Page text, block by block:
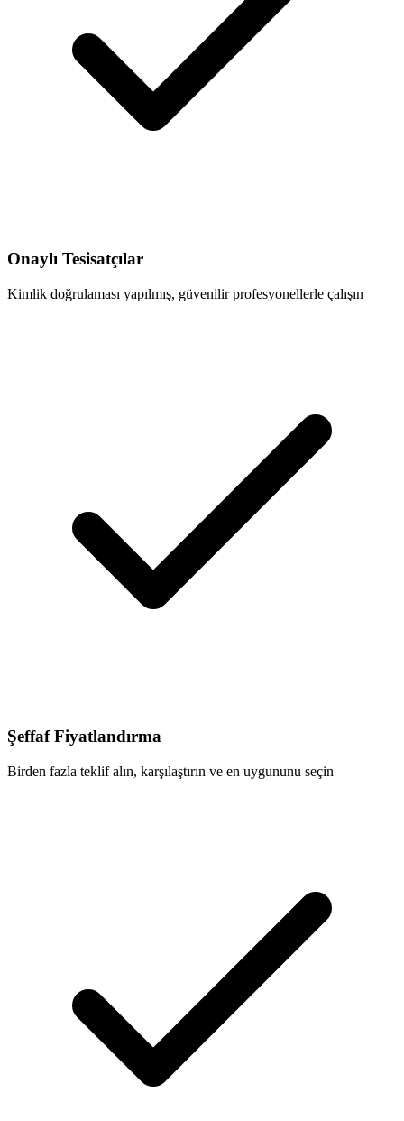
Onaylı Tesisatçılar
Kimlik doğrulaması yapılmış, güvenilir profesyonellerle çalışın
Şeffaf Fiyatlandırma
Birden fazla teklif alın, karşılaştırın ve en uygununu seçin